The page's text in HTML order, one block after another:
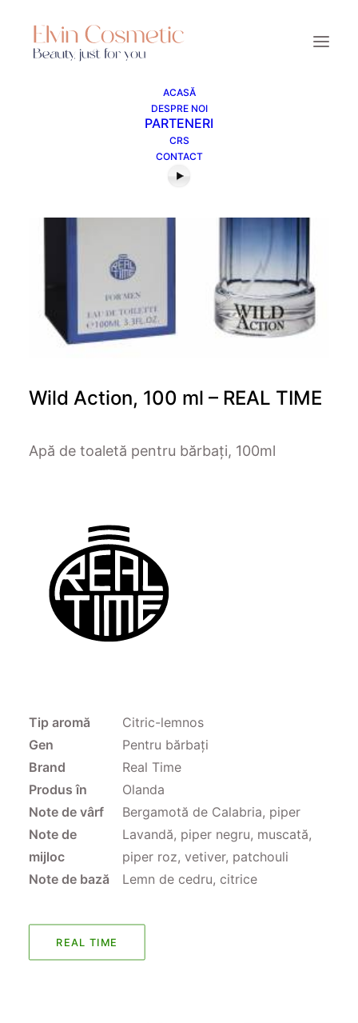
ACASĂ
DESPRE NOI
PARTENERI
CRS
CONTACT
Wild Action, 100 ml – REAL TIME
Apă de toaletă pentru bărbați, 100ml
Tip aromă
Citric-lemnos
Gen
Pentru bărbați
Brand
Real Time
Produs în
Olanda
Note de vârf
Bergamotă de Calabria, piper
Note de
mijloc
Lavandă, piper negru, muscată,
piper roz, vetiver, patchouli
Note de bază
Lemn de cedru, citrice
REAL TIME